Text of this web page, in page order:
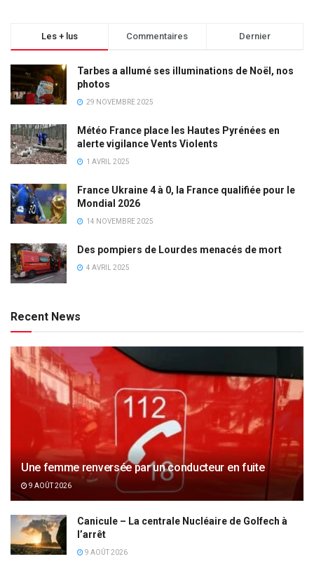
Les + lus Commentaires Dernier
Tarbes a allumé ses illuminations de Noël, nos
photos
29 NOVEMBRE 2025
Météo France place les Hautes Pyrénées en
alerte vigilance Vents Violents
1 AVRIL 2025
France Ukraine 4 à 0, la France qualifiée pour le
Mondial 2026
14 NOVEMBRE 2025
Des pompiers de Lourdes menacés de mort
4 AVRIL 2025
Recent News
Une femme renversée par un conducteur en fuite
9 AOÛT 2026
Canicule – La centrale Nucléaire de Golfech à
l’arrêt
9 AOÛT 2026